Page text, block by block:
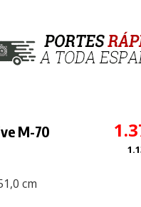
M-70
cm